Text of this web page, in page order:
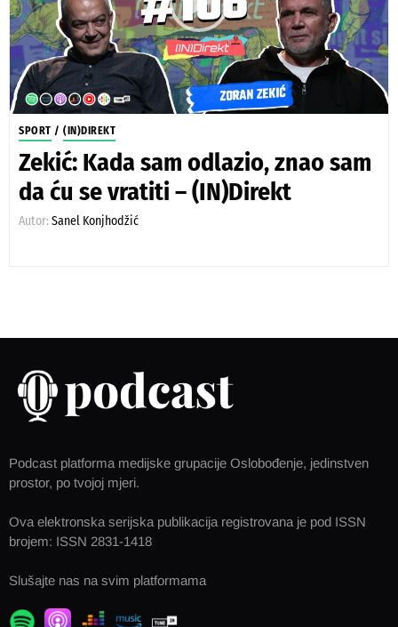
SPORT / (IN)DIREKT
Zekić: Kada sam odlazio, znao sam
da ću se vratiti – (IN)Direkt
Autor: Sanel Konjhodžić
Podcast platforma medijske grupacije Oslobođenje, jedinstven
prostor, po tvojoj mjeri.
Ova elektronska serijska publikacija registrovana je pod ISSN
brojem: ISSN 2831-1418
Slušajte nas na svim platformama